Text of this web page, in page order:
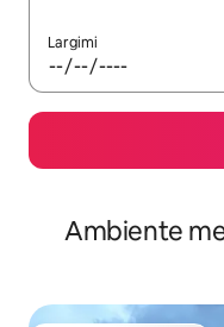
Largimi
Ambiente